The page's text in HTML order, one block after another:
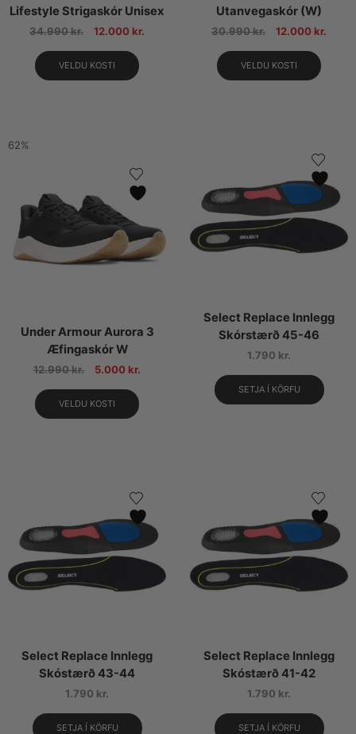
Lifestyle Strigaskór Unisex
34.990kr. 12.000 kr.
VELDU KOSTI
Utanvegaskór (W)
30.990kr. 12.000 kr.
VELDU KOSTI
62%
Under Armour Aurora 3
Æfingaskór W
12.990kr. 5.000 kr.
VELDU KOSTI
Select Replace Innlegg
Skórstærð 45-46
1.790 kr.
SETJA Í KÖRFU
Select Replace Innlegg
Skóstærð 43-44
1.790 kr.
SETJA Í KÖRFU
Select Replace Innlegg
Skóstærð 41-42
1.790 kr.
SETJA Í KÖRFU